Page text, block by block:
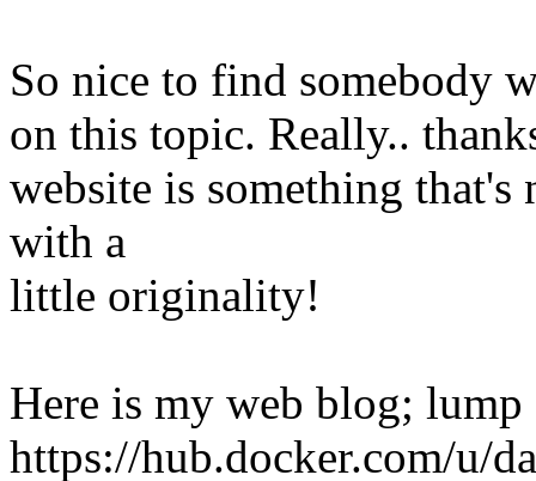
So nice to find somebody
on this topic. Really..
website is something that's
with a
little originality!
Here is my web blog;
https://hub.docker.com/u/